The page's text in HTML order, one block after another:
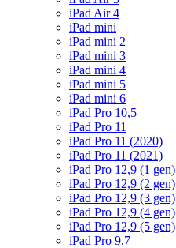
iPad Air 4
iPad mini
iPad mini 2
iPad mini 3
iPad mini 4
iPad mini 5
iPad mini 6
iPad Pro 10,5
iPad Pro 11
iPad Pro 11 (2020)
iPad Pro 11 (2021)
iPad Pro 12,9 (1 gen)
iPad Pro 12,9 (2 gen)
iPad Pro 12,9 (3 gen)
iPad Pro 12,9 (4 gen)
iPad Pro 12,9 (5 gen)
iPad Pro 9,7